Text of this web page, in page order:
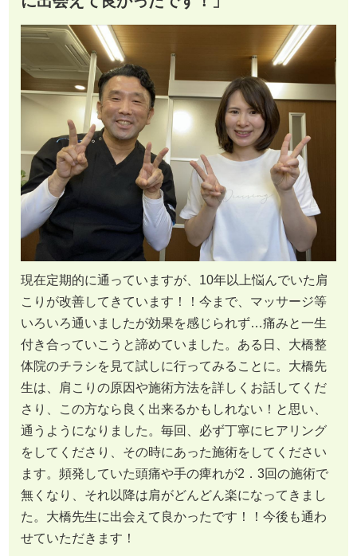
現在定期的に通っていますが、10年以上悩んでいた肩
こりが改善してきています！！今まで、マッサージ等
いろいろ通いましたが効果を感じられず…痛みと一生
付き合っていこうと諦めていました。ある日、大橋整
体院のチラシを見て試しに行ってみることに。大橋先
生は、肩こりの原因や施術方法を詳しくお話してくだ
さり、この方なら良く出来るかもしれない！と思い、
通うようになりました。毎回、必ず丁寧にヒアリング
をしてくださり、その時にあった施術をしてください
ます。頻発していた頭痛や手の痺れが2．3回の施術で
無くなり、それ以降は肩がどんどん楽になってきまし
た。大橋先生に出会えて良かったです！！今後も通わ
せていただきます！